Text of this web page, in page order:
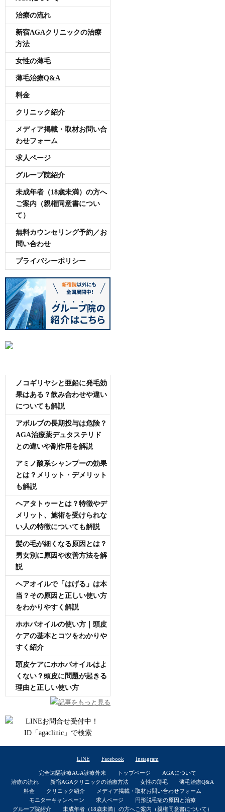
治療の流れ
新宿AGAクリニックの治療
方法
女性の薄毛
薄毛治療Q&A
料金
クリニック紹介
メディア掲載・取材お問い合
わせフォーム
求人ページ
グループ院紹介
未成年者（18歳未満）の方へ
ご案内（親権同意書につい
て）
無料カウンセリング予約／お
問い合わせ
プライバシーポリシー
ノコギリヤシと亜鉛に発毛効
果はある？飲み合わせや違い
についても解説
アボルブの長期投与は危険？
AGA治療薬デュタステリド
との違いや副作用を解説
アミノ酸系シャンプーの効果
とは？メリット・デメリット
も解説
ヘアタトゥーとは？特徴やデ
メリット、施術を受けられな
い人の特徴についても解説
髪の毛が細くなる原因とは？
男女別に原因や改善方法を解
説
ヘアオイルで「はげる」は本
当？その原因と正しい使い方
をわかりやすく解説
ホホバオイルの使い方｜頭皮
ケアの基本とコツをわかりや
すく紹介
頭皮ケアにホホバオイルはよ
くない？頭皮に問題が起きる
理由と正しい使い方
記事をもっと見る
LINE Facebook Instagram
完全遠隔診療AGA診療外来 トップページ
AGAについて
治療の流れ
新宿AGAクリニックの治療方法 女性の薄毛
薄毛治療Q&A
料金
クリニック紹介
メディア掲載・取材お問い合わせフォーム
モニターキャンペーン
求人ページ
円形脱毛症の原因と治療
グループ院紹介
未成年者（18歳未満）の方へご案内（親権同意書について）